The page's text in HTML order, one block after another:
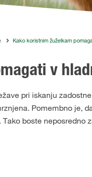
Kako koristnim žuželkam
v
pri iskanju
Pomembno je,
boste